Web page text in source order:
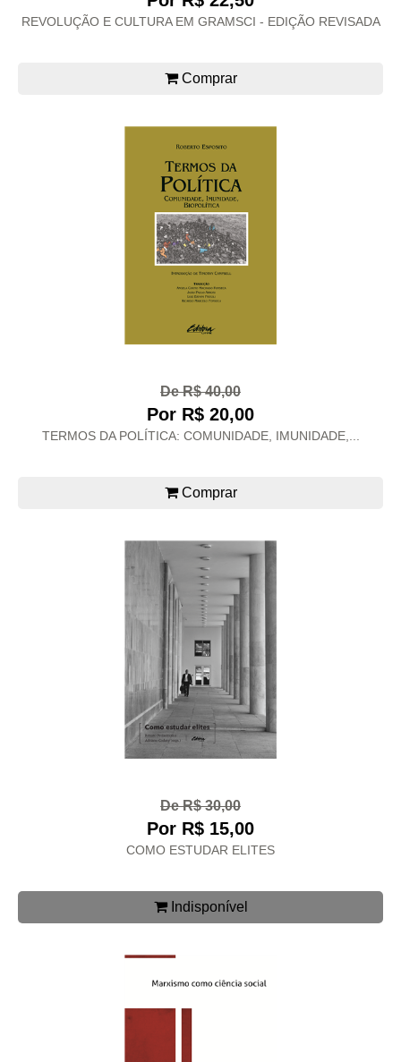
REVOLUÇÃO E CULTURA EM GRAMSCI - EDIÇÃO REVISADA
Comprar
De R$ 40,00
Por R$ 20,00
TERMOS DA POLÍTICA: COMUNIDADE, IMUNIDADE,...
Comprar
De R$ 30,00
Por R$ 15,00
COMO ESTUDAR ELITES
Indisponível